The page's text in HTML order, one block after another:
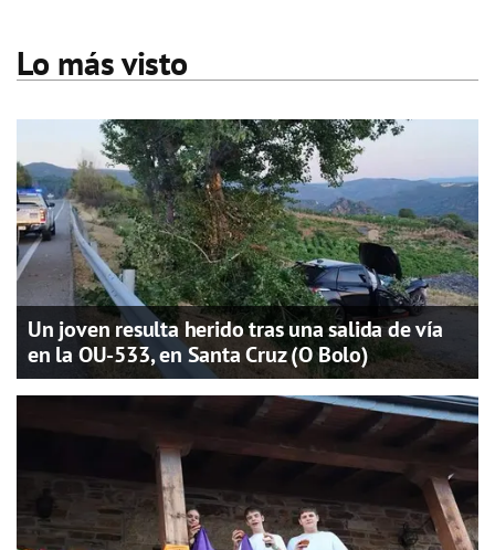
Lo más visto
Un joven resulta herido tras una salida de vía
en la OU-533, en Santa Cruz (O Bolo)